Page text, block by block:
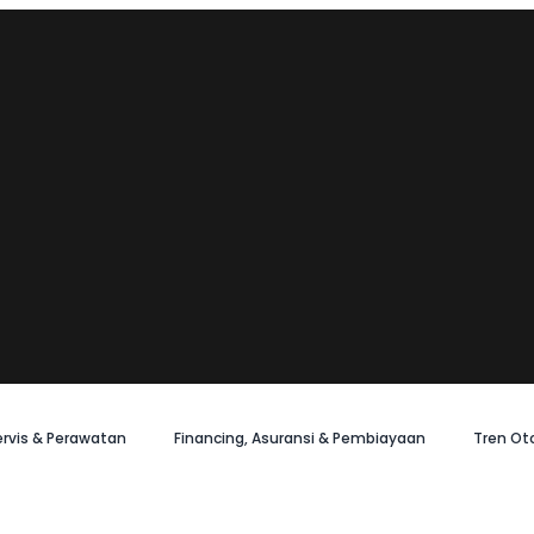
& Perawatan Financing, Asuransi & Pembiayaan Tren